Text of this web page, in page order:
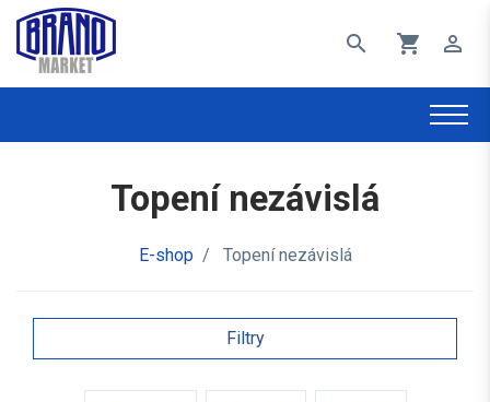
search shopping_cart perm_identity
Topení nezávislá
E-shop / Topení nezávislá
Filtry